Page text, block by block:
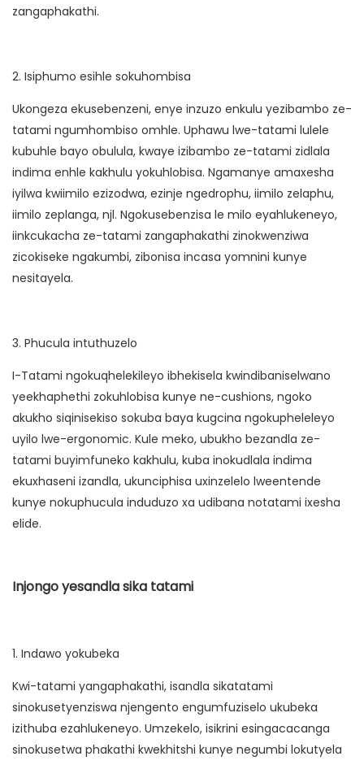
zangaphakathi.
2. Isiphumo esihle sokuhombisa
Ukongeza ekusebenzeni, enye inzuzo enkulu yezibambo ze-
tatami ngumhombiso omhle. Uphawu lwe-tatami lulele
kubuhle bayo obulula, kwaye izibambo ze-tatami zidlala
indima enhle kakhulu yokuhlobisa. Ngamanye amaxesha
iyilwa kwiimilo ezizodwa, ezinje ngedrophu, iimilo zelaphu,
iimilo zeplanga, njl. Ngokusebenzisa le milo eyahlukeneyo,
iinkcukacha ze-tatami zangaphakathi zinokwenziwa
zicokiseke ngakumbi, zibonisa incasa yomnini kunye
nesitayela.
3. Phucula intuthuzelo
I-Tatami ngokuqhelekileyo ibhekisela kwindibaniselwano
yeekhaphethi zokuhlobisa kunye ne-cushions, ngoko
akukho siqinisekiso sokuba baya kugcina ngokupheleleyo
uyilo lwe-ergonomic. Kule meko, ubukho bezandla ze-
tatami buyimfuneko kakhulu, kuba inokudlala indima
ekuxhaseni izandla, ukunciphisa uxinzelelo lweentende
kunye nokuphucula induduzo xa udibana notatami ixesha
elide.
Injongo yesandla sika tatami
1. Indawo yokubeka
Kwi-tatami yangaphakathi, isandla sikatatami
sinokusetyenziswa njengento engumfuziselo ukubeka
izithuba ezahlukeneyo. Umzekelo, isikrini esingacacanga
sinokusetwa phakathi kwekhitshi kunye negumbi lokutyela